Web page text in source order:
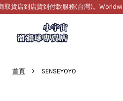
貨店到店貨到付款服務(台灣)。
首頁 › SENSEYOYO